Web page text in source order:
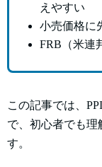
えやすい
小売価格に
FRB（米連
この記事では、
で、初心者でも理
す。